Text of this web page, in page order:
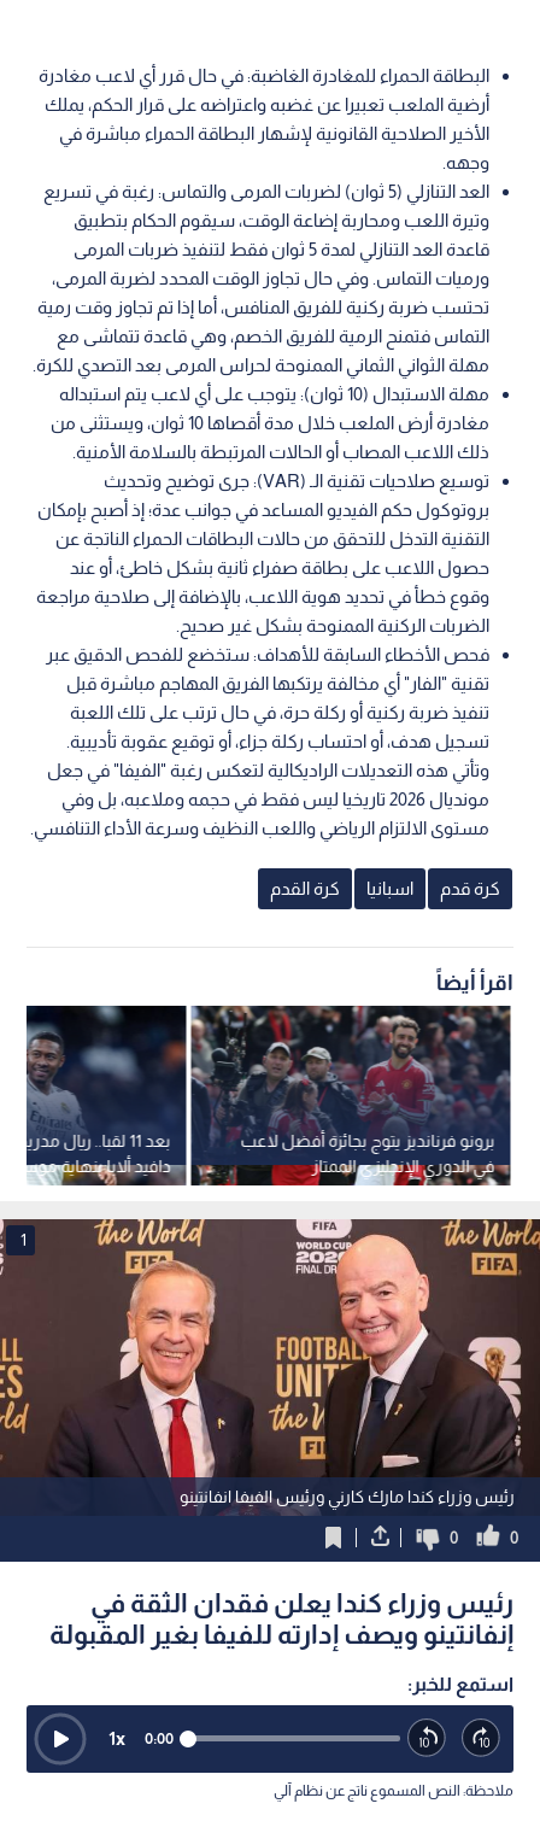
البطاقة الحمراء للمغادرة الغاضبة: في حال قرر أي لاعب مغادرة
أرضية الملعب تعبيرا عن غضبه واعتراضه على قرار الحكم، يملك
الأخير الصلاحية القانونية لإشهار البطاقة الحمراء مباشرة في
وجهه.
العد التنازلي (5 ثوان) لضربات المرمى والتماس: رغبة في تسريع
وتيرة اللعب ومحاربة إضاعة الوقت، سيقوم الحكام بتطبيق
قاعدة العد التنازلي لمدة 5 ثوان فقط لتنفيذ ضربات المرمى
ورميات التماس. وفي حال تجاوز الوقت المحدد لضربة المرمى،
تحتسب ضربة ركنية للفريق المنافس، أما إذا تم تجاوز وقت رمية
التماس فتمنح الرمية للفريق الخصم، وهي قاعدة تتماشى مع
مهلة الثواني الثماني الممنوحة لحراس المرمى بعد التصدي للكرة.
مهلة الاستبدال (10 ثوان): يتوجب على أي لاعب يتم استبداله
مغادرة أرض الملعب خلال مدة أقصاها 10 ثوان، ويستثنى من
ذلك اللاعب المصاب أو الحالات المرتبطة بالسلامة الأمنية.
توسيع صلاحيات تقنية الـ (VAR): جرى توضيح وتحديث
بروتوكول حكم الفيديو المساعد في جوانب عدة؛ إذ أصبح بإمكان
التقنية التدخل للتحقق من حالات البطاقات الحمراء الناتجة عن
حصول اللاعب على بطاقة صفراء ثانية بشكل خاطئ، أو عند
وقوع خطأ في تحديد هوية اللاعب، بالإضافة إلى صلاحية مراجعة
الضربات الركنية الممنوحة بشكل غير صحيح.
فحص الأخطاء السابقة للأهداف: ستخضع للفحص الدقيق عبر
تقنية "الفار" أي مخالفة يرتكبها الفريق المهاجم مباشرة قبل
تنفيذ ضربة ركنية أو ركلة حرة، في حال ترتب على تلك اللعبة
تسجيل هدف، أو احتساب ركلة جزاء، أو توقيع عقوبة تأديبية.
وتأتي هذه التعديلات الراديكالية لتعكس رغبة "الفيفا" في جعل
مونديال 2026 تاريخيا ليس فقط في حجمه وملاعبه، بل وفي
مستوى الالتزام الرياضي واللعب النظيف وسرعة الأداء التنافسي.
كرة قدم اسبانيا كرة القدم
اقرأ أيضاً
بعد 11 لقبا.. ريال
دافيد ألابا بنهاية
برونو فرنانديز يتوج بجائزة أفضل لاعب
في الدوري الإنجليزي الممتاز
رئيس وزراء كندا مارك كارني ورئيس الفيفا انفانتينو
1
0
0
رئيس وزراء كندا يعلن فقدان الثقة في
إنفانتينو ويصف إدارته للفيفا بغير المقبولة
استمع للخبر:
0:00
1x
ملاحظة: النص المسموع ناتج عن نظام آلي